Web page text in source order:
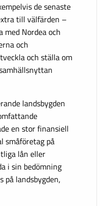
de senaste
till välfärden –
Nordea och
och
och ställa om
landsbygden
en stor finansiell
småföretag på
lån eller
i sin bedömning
på landsbygden,